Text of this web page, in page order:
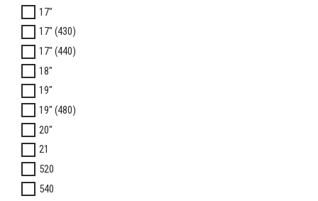
17"
17" (430)
17" (440)
18"
19"
19" (480)
20"
21
520
540